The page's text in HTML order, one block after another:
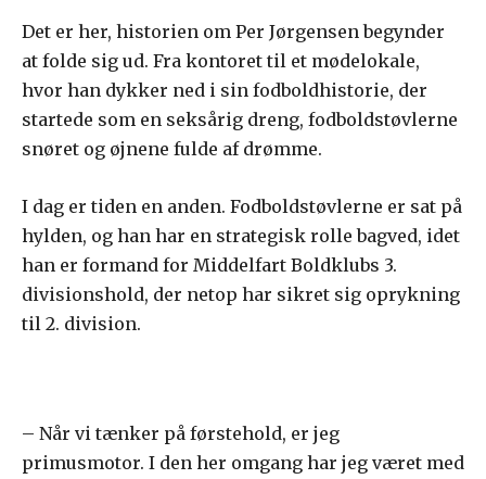
Det er her, historien om Per Jørgensen begynder
at folde sig ud. Fra kontoret til et mødelokale,
hvor han dykker ned i sin fodboldhistorie, der
startede som en seksårig dreng, fodboldstøvlerne
snøret og øjnene fulde af drømme.
I dag er tiden en anden. Fodboldstøvlerne er sat på
hylden, og han har en strategisk rolle bagved, idet
han er formand for Middelfart Boldklubs 3.
divisionshold, der netop har sikret sig oprykning
til 2. division.
– Når vi tænker på førstehold, er jeg
primusmotor. I den her omgang har jeg været med